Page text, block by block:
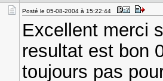
Posté le 05-08-2004 à 15:22:44
Excellent merci
resultat est bon
toujours pas